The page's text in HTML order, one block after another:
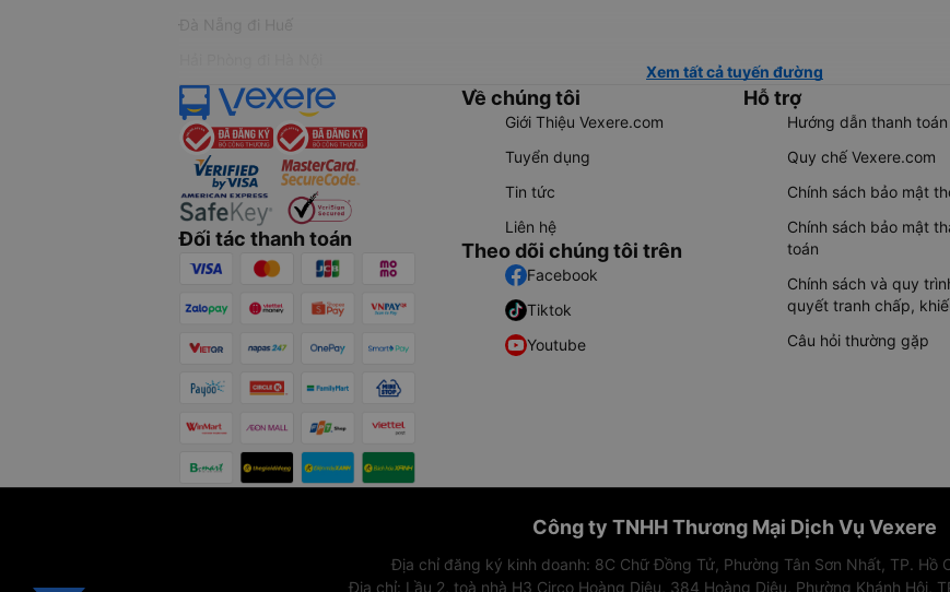
Đà Nẵng đi Huế
Xem tất cả tuyến đường
Đối tác thanh toán
Về chúng tôi
Giới Thiệu Vexere.com
Tuyển dụng
Tin tức
Liên hệ
Theo dõi chúng tôi trên
Facebook
Tiktok
Youtube
Hỗ trợ
Hướng dẫn thanh toán
Quy chế Vexere.com
Chính sách bảo mật
Chính sách bảo mật
toán
Chính sách và quy
quyết tranh chấp,
Câu hỏi thường gặp
Công ty TNHH Thương Mại Dịch Vụ Vexere
Địa chỉ đăng ký kinh doanh: 8C Chữ Đồng Tử, Phường Tân Sơn Nhất, TP. Hồ
Địa chỉ: Lầu 2, toà nhà H3 Circo Hoàng Diệu, 384 Hoàng Diệu, Phường Khánh Hội,